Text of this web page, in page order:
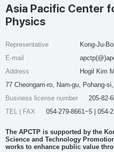
Asia Pacific Center
Physics
Representative
Kong-Ju-
E-mail
Address
Hogil Kim
77 Cheongam-ro, Nam-gu, Pohang-
Business license number
205-82-
TEL | FAX
054-279-8661~5 | 054-
The APCTP is supported by the
Science and Technology
works to enhance public value